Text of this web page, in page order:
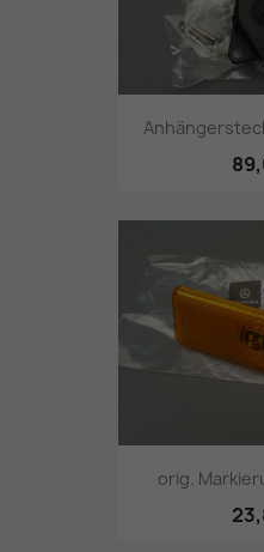
orig.